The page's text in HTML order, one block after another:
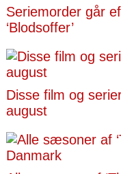
Seriemorder går
‘Blodsoffer’
Disse film og
august